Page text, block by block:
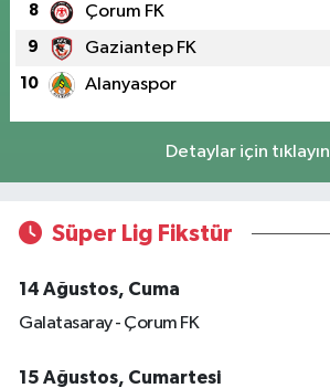
8 Çorum FK
9 Gaziantep FK
10 Alanyaspor
Detaylar için tıklayın
Süper Lig Fikstür
14 Ağustos, Cuma
Galatasaray - Çorum FK
15 Ağustos, Cumartesi